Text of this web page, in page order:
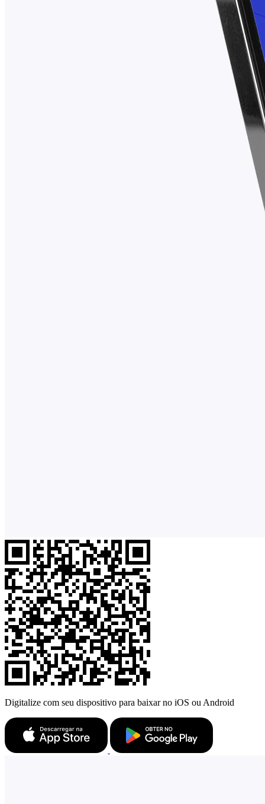
Digitalize com seu dispositivo para baixar no iOS ou Android